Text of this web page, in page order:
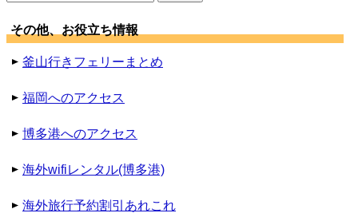
その他、お役立ち情報
釜山行きフェリーまとめ
福岡へのアクセス
博多港へのアクセス
海外wifiレンタル(博多港)
海外旅行予約割引あれこれ